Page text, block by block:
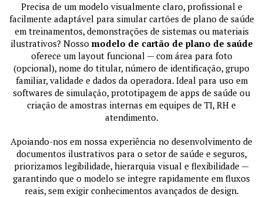
Precisa de um modelo visualmente claro, profissional e
facilmente adaptável para simular cartões de plano de saúde
em treinamentos, demonstrações de sistemas ou materiais
ilustrativos? Nosso modelo de cartão de plano de saúde
oferece um layout funcional — com área para foto
(opcional), nome do titular, número de identificação, grupo
familiar, validade e dados da operadora. Ideal para uso em
softwares de simulação, prototipagem de apps de saúde ou
criação de amostras internas em equipes de TI, RH e
atendimento.
Apoiando-nos em nossa experiência no desenvolvimento de
documentos ilustrativos para o setor de saúde e seguros,
priorizamos legibilidade, hierarquia visual e flexibilidade —
garantindo que o modelo se integre rapidamente em fluxos
reais, sem exigir conhecimentos avançados de design.